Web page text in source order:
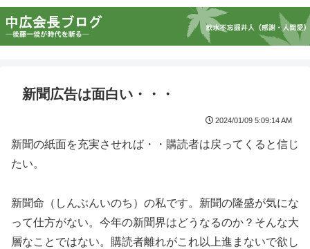
新聞広告は面白い・・・
2024/01/09 5:09:14 AM
新聞の紙面を充実させれば・・購読者は戻ってくると信じ
たい。
新聞命（しんぶんいのち）の私です。新聞の隆盛が気にな
って仕方がない。今年の新聞界はどうなるのか？そんな大
層なことではない。購読者離れがこれ以上進まないで欲し